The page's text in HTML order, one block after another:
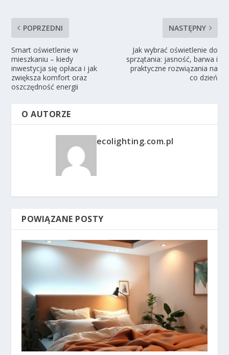
POPRZEDNI
Smart oświetlenie w
mieszkaniu – kiedy
inwestycja się opłaca i jak
zwiększa komfort oraz
oszczędność energii
NASTĘPNY
Jak wybrać oświetlenie do
sprzątania: jasność, barwa i
praktyczne rozwiązania na
co dzień
O AUTORZE
ecolighting.com.pl
POWIĄZANE POSTY